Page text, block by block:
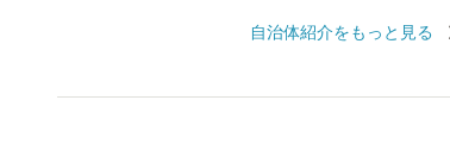
はじめとした農産物、また、交通アクセスの良さを活
自治体紹介をもっと見る